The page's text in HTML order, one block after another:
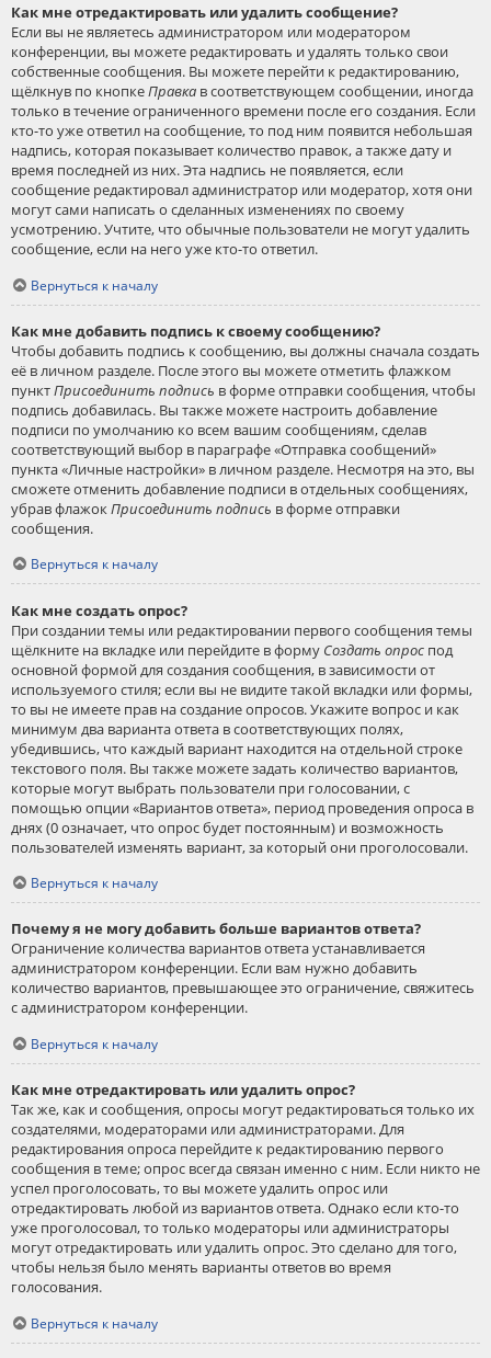
Как мне отредактировать или удалить сообщение?
Если вы не являетесь администратором или модератором
конференции, вы можете редактировать и удалять только свои
собственные сообщения. Вы можете перейти к редактированию,
щёлкнув по кнопкеПравка в соответствующем сообщении, иногда
только в течение ограниченного времени после его создания. Если
кто-то уже ответил на сообщение, то под ним появится небольшая
надпись, которая показывает количество правок, а также дату и
время последней из них. Эта надпись не появляется, если
сообщение редактировал администратор или модератор, хотя они
могут сами написать о сделанных изменениях по своему
усмотрению. Учтите, что обычные пользователи не могут удалить
сообщение, если на него уже кто-то ответил.
Вернуться к началу
Как мне добавить подпись к своему сообщению?
Чтобы добавить подпись к сообщению, вы должны сначала создать
её в личном разделе. После этого вы можете отметить флажком
пунктПрисоединить подпись в форме отправки сообщения, чтобы
подпись добавилась. Вы также можете настроить добавление
подписи по умолчанию ко всем вашим сообщениям, сделав
соответствующий выбор в параграфе «Отправка сообщений»
пункта «Личные настройки» в личном разделе. Несмотря на это, вы
сможете отменить добавление подписи в отдельных сообщениях,
убрав флажокПрисоединить подпись в форме отправки
сообщения.
Вернуться к началу
Как мне создать опрос?
При создании темы или редактировании первого сообщения темы
щёлкните на вкладке или перейдите в форму Создать опрос под
основной формой для создания сообщения, в зависимости от
используемого стиля; если вы не видите такой вкладки или формы,
то вы не имеете прав на создание опросов. Укажите вопрос и как
минимум два варианта ответа в соответствующих полях,
убедившись, что каждый вариант находится на отдельной строке
текстового поля. Вы также можете задать количество вариантов,
которые могут выбрать пользователи при голосовании, с
помощью опции «Вариантов ответа», период проведения опроса в
днях (0 означает, что опрос будет постоянным) и возможность
пользователей изменять вариант, за который они проголосовали.
Вернуться к началу
Почему я не могу добавить больше вариантов ответа?
Ограничение количества вариантов ответа устанавливается
администратором конференции. Если вам нужно добавить
количество вариантов, превышающее это ограничение, свяжитесь
с администратором конференции.
Вернуться к началу
Как мне отредактировать или удалить опрос?
Так же, как и сообщения, опросы могут редактироваться только их
создателями, модераторами или администраторами. Для
редактирования опроса перейдите к редактированию первого
сообщения в теме; опрос всегда связан именно с ним. Если никто не
успел проголосовать, то вы можете удалить опрос или
отредактировать любой из вариантов ответа. Однако если кто-то
уже проголосовал, то только модераторы или администраторы
могут отредактировать или удалить опрос. Это сделано для того,
чтобы нельзя было менять варианты ответов во время
голосования.
Вернуться к началу